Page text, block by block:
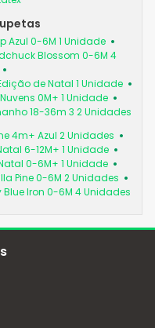
Azul 0-6M 1 Unidade
Blossom 0-6M 4
de Natal 1 Unidade
0M+ 1 Unidade
18-36m 3 2 Unidades
4m+ Azul 2 Unidades
6-12M+ 1 Unidade
0-6M+ 1 Unidade
Pine 0-6M 2 Unidades
Blue Iron 0-6M 4 Unidades